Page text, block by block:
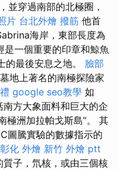
並穿過南部的北極圈，
片 台北外燴 撥筋 他首
海岸，東部長度為
是一個重要的印章和鯨魚
的最後安息之地。 臉部
地上著名的南極探險家
google seo教學 如
方大象面料和巨大的企
極洲加拉帕戈斯島”。 其
圖騰實驗的數據指示的
彰化 外燴 新竹 外燴 ptt
子，氘核，或由三個核